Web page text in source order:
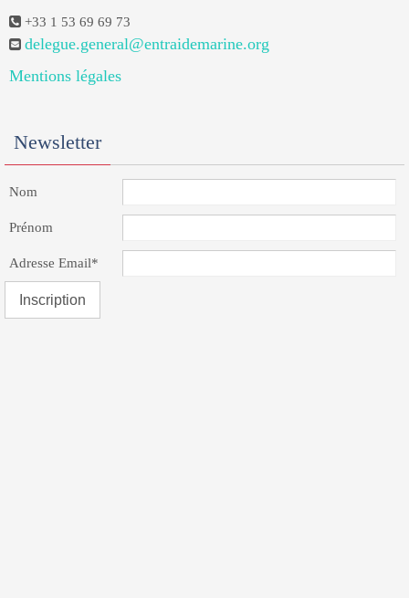
+33 1 53 69 69 73
delegue.general@entraidemarine.org
Mentions légales
Newsletter
Nom
Prénom
Adresse Email*